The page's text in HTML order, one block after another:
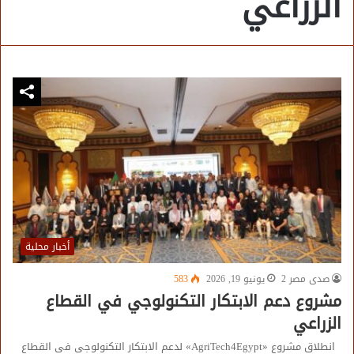
أخبار محلية
صدى مصر 2
يونيو 19, 2026 583
مشروع دعم الابتكار التكنولوجي في القطاع
الزراعي
انطلاق مشروع «AgriTech4Egypt» لدعم الابتكار التكنولوجي في القطاع